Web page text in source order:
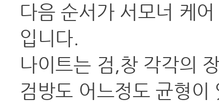
다음 순서가 서모너 케
입니다.
나이트는 검,창 각각의
검방도 어느정도 균형이